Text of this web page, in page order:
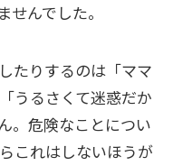
んでした。
たりするのは「ママ
うるさくて迷惑だか
。危険なことについ
これはしないほうが